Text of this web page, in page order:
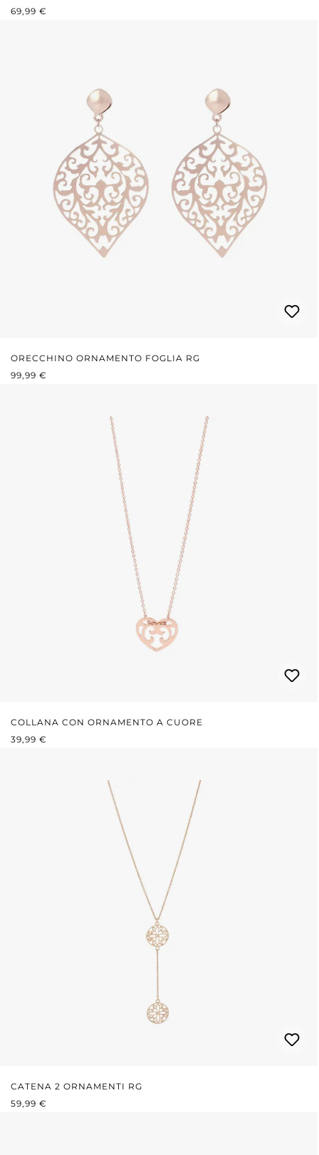
PREZZO NORMALE:
69,99 €
ORECCHINO ORNAMENTO FOGLIA RG
PREZZO NORMALE:
99,99 €
COLLANA CON ORNAMENTO A CUORE
PREZZO NORMALE:
39,99 €
CATENA 2 ORNAMENTI RG
PREZZO NORMALE:
59,99 €